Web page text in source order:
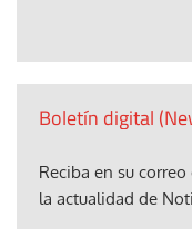
Boletín digital
Reciba en su
la actualidad de